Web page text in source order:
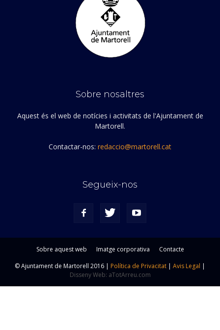
Sobre nosaltres
Aquest és el web de notícies i activitats de l'Ajuntament de
Martorell.
Contactar-nos: redaccio@martorell.cat
Segueix-nos
Sobre aquest web Imatge corporativa
Contacte
© Ajuntament de Martorell 2016 | Política de Privacitat | Avis Legal |
Disseny Web: aTotArreu.com